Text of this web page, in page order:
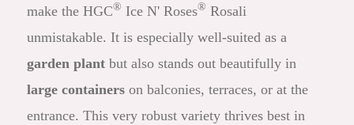
make the HGC® Ice N' Roses® Rosali
unmistakable. It is especially well-suited as a
garden plant but also stands out beautifully in
large containers on balconies, terraces, or at the
entrance. This very robust variety thrives best in